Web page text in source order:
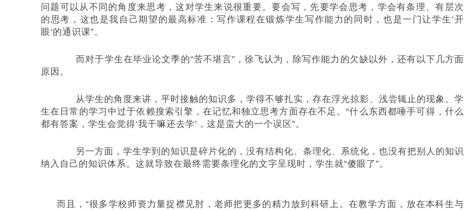
问题可以从不同的角度来思考，这对学生来说很重要。要会写，先要学会思考，学会有条理、有层次
的思考，这也是我自己期望的最高标准：写作课程在锻炼学生写作能力的同时，也是一门让学生‘开
眼’的通识课”。
而对于学生在毕业论文季的“苦不堪言”，徐飞认为，除写作能力的欠缺以外，还有以下几方面
原因。
从学生的角度来讲，平时接触的知识多，学得不够扎实，存在浮光掠影、浅尝辄止的现象。学
生在日常的学习中过于依赖搜索引擎，在记忆和独立思考方面存在不足。“什么东西都唾手可得，什么
都有答案，学生会觉得‘我干嘛还去学’，这是蛮大的一个误区”。
另一方面，学生学到的知识是碎片化的，没有结构化、条理化、系统化，也没有把别人的知识
纳入自己的知识体系。这就导致在最终需要条理化的文字呈现时，学生就“傻眼了”。
而且，“很多学校师资力量捉襟见肘，老师把更多的精力放到科研上。在教学方面，放在本科生与